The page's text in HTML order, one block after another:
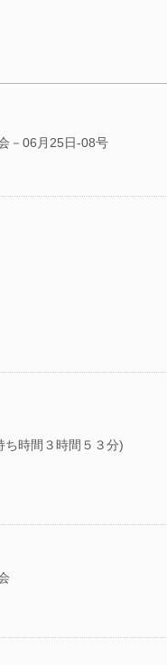
－06月25日-08号
ち時間３時間５３分)